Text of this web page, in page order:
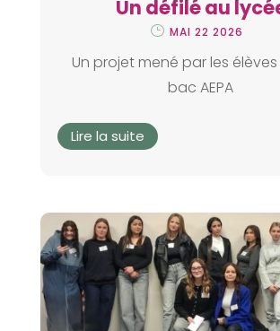
Un défilé au
MAI 22 2026
Un projet mené par les élèves
bac AEPA
Lire la suite